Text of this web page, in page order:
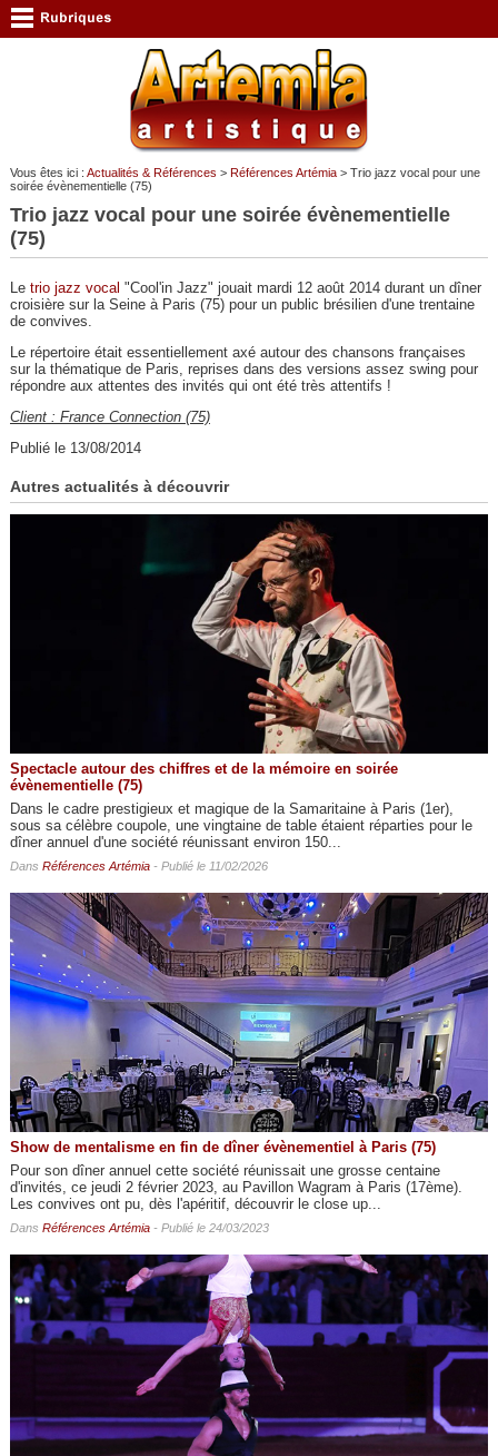
Vous êtes ici : Actualités & Références > Références Artémia> Trio jazz vocal pour une
soirée évènementielle (75)
Trio jazz vocal pour une soirée évènementielle
(75)
Le trio jazz vocal "Cool'in Jazz" jouait mardi 12 août 2014 durant un dîner
croisière sur la Seine à Paris (75) pour un public brésilien d'une trentaine
de convives.
Le répertoire était essentiellement axé autour des chansons françaises
sur la thématique de Paris, reprises dans des versions assez swing pour
répondre aux attentes des invités qui ont été très attentifs !
Client : France Connection (75)
Publié le 13/08/2014
Autres actualités à découvrir
Spectacle autour des chiffres et de la mémoire en soirée
évènementielle (75)
Dans le cadre prestigieux et magique de la Samaritaine à Paris (1er),
sous sa célèbre coupole, une vingtaine de table étaient réparties pour le
dîner annuel d'une société réunissant environ 150...
Dans Références Artémia- Publié le 11/02/2026
Show de mentalisme en fin de dîner évènementiel à Paris (75)
Pour son dîner annuel cette société réunissait une grosse centaine
d'invités, ce jeudi 2 février 2023, au Pavillon Wagram à Paris (17ème).
Les convives ont pu, dès l'apéritif, découvrir le close up...
Dans Références Artémia- Publié le 24/03/2023